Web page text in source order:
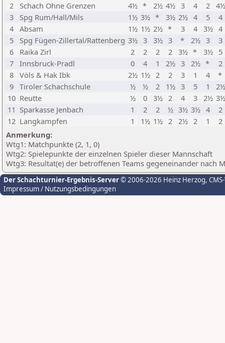
2
Schach Ohne Grenzen 4½ * 2½ 4½ 3 4 2 4½
3
Spg Rum/Hall/Mils 1½ 3½ * 3½ 2½ 4 5
4
4 Absam 1½ 1½ 2½ * 3 4 3½ 4
5
Spg Fügen-Zillertal/Rattenberg 3½ 3 3½ 3 * 2½ 3
3
6
Raika Zirl 2 2 2 2 3½ * 3½ 5
7 Innsbruck-Pradl 0 4 1 2½ 3 2½ *
2
8 Völs & Hak Ibk 2½ 1½ 2 2 3 1 4
*
9 Tiroler Schachschule ½ ½ 2 1½ 3 5 1
2½
10 Reutte ½ 0 3½ 2 4 3 2½ 3½
11 Sparkasse Jenbach 1 2 2 ½ 3½ 3½ 4
2
12 Langkampfen 1 1½ 1½ 2 2½ 2 1
2
Anmerkung:
Wtg1: Matchpunkte (2, 1, 0)
Wtg2: Spielepunkte der einzelnen Spieler dieser Mannschaft
Wtg3: Resultat(e) der betroffenen Teams gegeneinander nach
Der Schachturnier-Ergebnis-Server© 2006-2026 Heinz Herzog,
Impressum / Nutzungsbedingungen